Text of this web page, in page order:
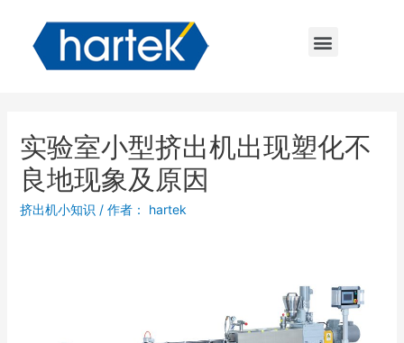
实验室小型挤出机出现塑化不
良地现象及原因
挤出机小知识 / 作者： hartek